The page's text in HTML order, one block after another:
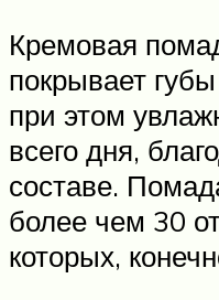
Кремовая
покрывает
при этом
всего дня,
составе.
более чем 30
которых,